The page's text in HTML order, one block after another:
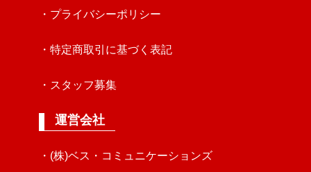
・プライバシーポリシー
・特定商取引に基づく表記
・スタッフ募集
運営会社
・(株)ベス・コミュニケーションズ